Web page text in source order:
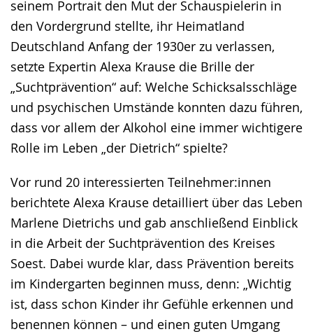
seinem Portrait den Mut der Schauspielerin in
den Vordergrund stellte, ihr Heimatland
Deutschland Anfang der 1930er zu verlassen,
setzte Expertin Alexa Krause die Brille der
„Suchtprävention“ auf: Welche Schicksalsschläge
und psychischen Umstände konnten dazu führen,
dass vor allem der Alkohol eine immer wichtigere
Rolle im Leben „der Dietrich“ spielte?
Vor rund 20 interessierten Teilnehmer:innen
berichtete Alexa Krause detailliert über das Leben
Marlene Dietrichs und gab anschließend Einblick
in die Arbeit der Suchtprävention des Kreises
Soest. Dabei wurde klar, dass Prävention bereits
im Kindergarten beginnen muss, denn: „Wichtig
ist, dass schon Kinder ihr Gefühle erkennen und
benennen können – und einen guten Umgang